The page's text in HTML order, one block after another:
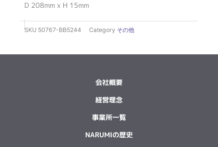
D 208mm x H 15mm
SKU 50767-BB5244 Category その他
会社概要
経営理念
事業所一覧
NARUMIの歴史